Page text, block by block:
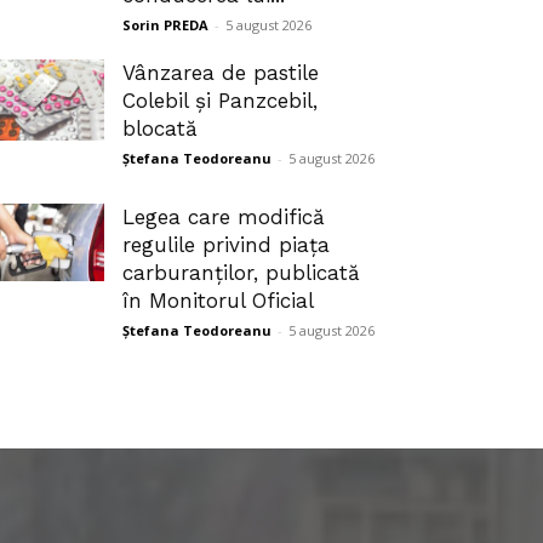
Sorin PREDA - 5 august 2026
Vânzarea de pastile
Colebil și Panzcebil,
blocată
Ștefana Teodoreanu - 5 august 2026
Legea care modifică
regulile privind piața
carburanților, publicată
în Monitorul Oficial
Ștefana Teodoreanu - 5 august 2026